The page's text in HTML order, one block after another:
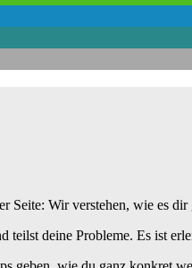
Seite: Wir verstehen, wie es
deine Probleme. Es ist